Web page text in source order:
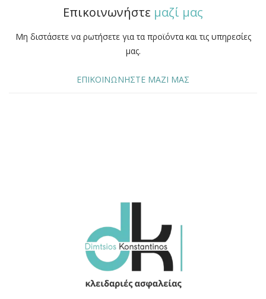
Επικοινωνήστε μαζί μας
Μη διστάσετε να ρωτήσετε για τα προϊόντα και τις υπηρεσίες
μας.
ΕΠΙΚΟΙΝΩΝΗΣΤΕ ΜΑΖΙ ΜΑΣ